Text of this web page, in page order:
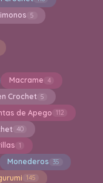
5
Macrame 4
Crochet 5
de Apego 112
40
1
Monederos 35
145